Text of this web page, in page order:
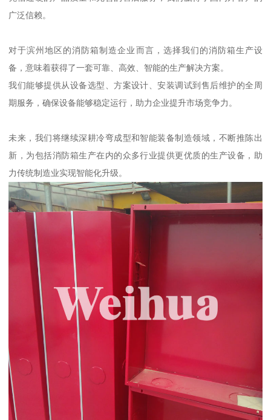
广泛信赖。
对于滨州地区的消防箱制造企业而言，选择我们的消防箱生产设
备，意味着获得了一套可靠、高效、智能的生产解决方案。
我们能够提供从设备选型、方案设计、安装调试到售后维护的全周
期服务，确保设备能够稳定运行，助力企业提升市场竞争力。
未来，我们将继续深耕冷弯成型和智能装备制造领域，不断推陈出
新，为包括消防箱生产在内的众多行业提供更优质的生产设备，助
力传统制造业实现智能化升级。